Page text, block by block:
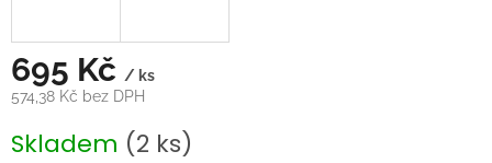
695 Kč / ks
574,38 Kč bez DPH
cena:
Skladem (2 ks)